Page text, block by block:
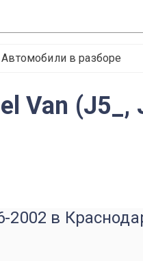
Автомобили в разборе
Van
2002 в